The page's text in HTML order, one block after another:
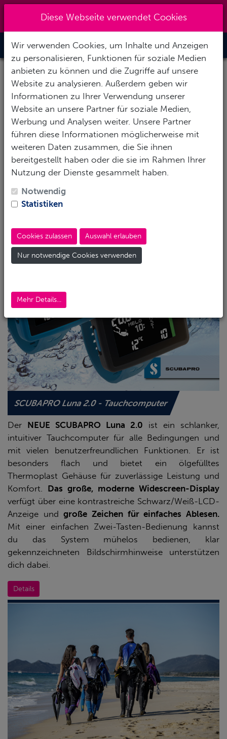
info@tauchzentrale.de
Toggle
Neuprodukte
SCUBAPRO Luna 2.0 - Tauchcomputer
Der NEUE SCUBAPRO Luna 2.0 ist ein schlanker,
intuitiver Tauchcomputer für alle Bedingungen und
mit vielen benutzerfreundlichen Funktionen. Er ist
besonders flach und bietet ein ölgefülltes
Thermoplast Gehäuse für zuverlässige Leistung und
Komfort. Das große, moderne Widescreen-Display
verfügt über eine kontrastreiche Schwarz/Weiß-LCD-
Anzeige undgroße Zeichen für einfaches Ablesen.
Mit einer einfachen Zwei-Tasten-Bedienung kannst
du das System mühelos bedienen, klar
gekennzeichneten Bildschirmhinweise unterstützen
dich dabei.
Details
Diese Webseite verwendet Cookies
Wir verwenden Cookies, um Inhalte und Anzeigen
zu personalisieren, Funktionen für soziale Medien
anbieten zu können und die Zugriffe auf unsere
Website zu analysieren. Außerdem geben wir
Informationen zu Ihrer Verwendung unserer
Website an unsere Partner für soziale Medien,
Werbung und Analysen weiter. Unsere Partner
führen diese Informationen möglicherweise mit
weiteren Daten zusammen, die Sie ihnen
bereitgestellt haben oder die sie im Rahmen Ihrer
Nutzung der Dienste gesammelt haben.
Notwendig
Statistiken
Cookies zulassen Auswahl erlauben
Nur notwendige Cookies verwenden
Mehr Details...